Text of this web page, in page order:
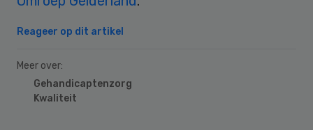
Reageer op dit artikel
Meer over:
Gehandicaptenzorg
Kwaliteit